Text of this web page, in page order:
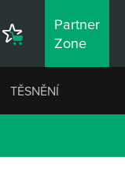
Nákupní
Partner
Zone
TĚSNĚNÍ